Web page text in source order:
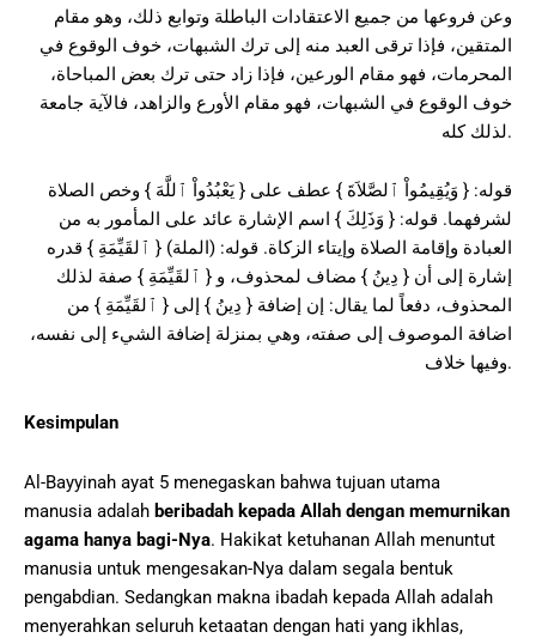
وعن فروعها من جميع الاعتقادات الباطلة وتوابع ذلك، وهو مقام
المتقين، فإذا ترقى العبد منه إلى ترك الشبهات، خوف الوقوع في
المحرمات، فهو مقام الورعين، فإذا زاد حتى ترك بعض المباحاة،
خوف الوقوع في الشبهات، فهو مقام الأورع والزاهد، فالآية جامعة
لذلك كله.
قوله: { وَيُقِيمُواْ ٱلصَّلاَةَ } عطف على { يَعْبُدُواْ ٱللَّهَ } وخص الصلاة
لشرفهما. قوله: { وَذَلِكَ } اسم الإشارة عائد على المأمور به من
العبادة وإقامة الصلاة وإيتاء الزكاة. قوله: (الملة) { ٱلقَيِّمَةِ } قدره
إشارة إلى أن { دِينُ } مضاف لمحذوف، و { ٱلقَيِّمَةِ } صفة لذلك
المحذوف، دفعاً لما يقال: إن إضافة { دِينُ } إلى { ٱلقَيِّمَةِ } من
اضافة الموصوف إلى صفته، وهي بمنزلة إضافة الشيء إلى نفسه،
وفيها خلاف.
Kesimpulan
Al-Bayyinah ayat 5 menegaskan bahwa tujuan utama
manusia adalah beribadah kepada Allah dengan memurnikan
agama hanya bagi-Nya. Hakikat ketuhanan Allah menuntut
manusia untuk mengesakan-Nya dalam segala bentuk
pengabdian. Sedangkan makna ibadah kepada Allah adalah
menyerahkan seluruh ketaatan dengan hati yang ikhlas,